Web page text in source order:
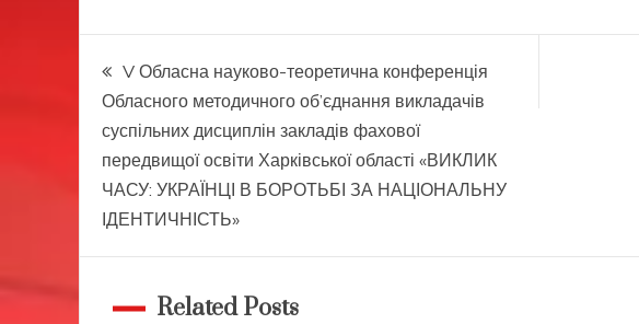
Навігація
записів
V Обласна науково-теоретична конференція
Обласного методичного об’єднання викладачів
суспільних дисциплін закладів фахової
передвищої освіти Харківської області «ВИКЛИК
ЧАСУ: УКРАЇНЦІ В БОРОТЬБІ ЗА НАЦІОНАЛЬНУ
ІДЕНТИЧНІСТЬ»
Related Posts